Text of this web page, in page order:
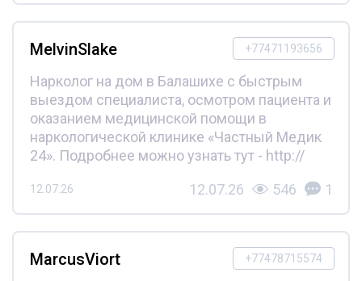
+77471193656
MelvinSlake
Нарколог на дом в Балашихе с быстрым
выездом специалиста, осмотром пациента и
оказанием медицинской помощи в
наркологической клинике «Частный Медик
24». Подробнее можно узнать тут - http://
12.07.26 12.07.26 546 1
+77478715574
MarcusViort